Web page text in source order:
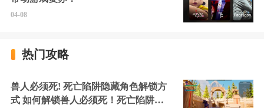
04-08
热门攻略
兽人必须死! 死亡陷阱隐藏角色解锁方
式 如何解锁兽人必须死！死亡陷阱中